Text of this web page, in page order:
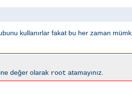
kullanırlar fakat bu her zaman
değer olarak root atamayınız.